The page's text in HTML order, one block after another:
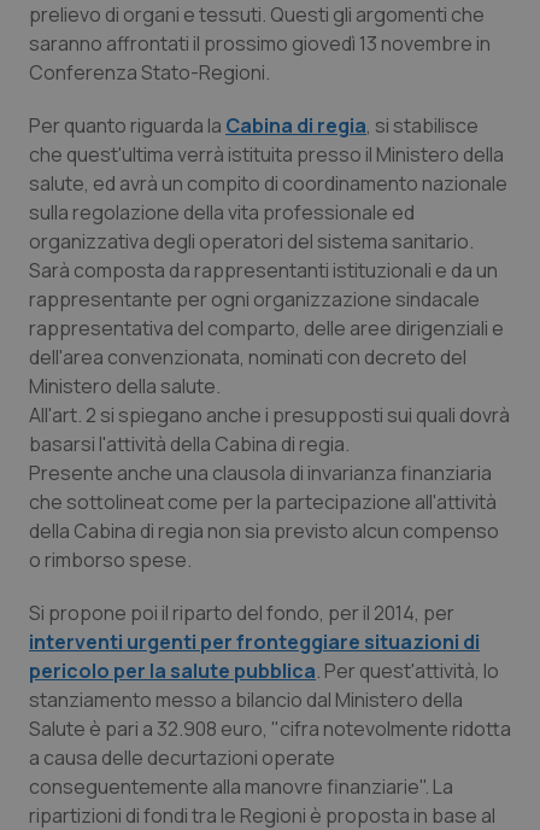
Friuli Venezia Giulia
Liguria
Lombardia
Marche
Molise
Piemonte
Provincia Autonoma di Bolzano
Provincia Autonoma di Trento
Sardegna
Sicilia
Toscana
Dermatite Atopica
Diabete & glucometri
Disturbi dell’umore
Dolore
Donna & Salute
Epatiti
HIV
Infezioni & Febbre
Ipertensione & Scompenso
Malattia di Crohn & Rettocolite Ulcerosa
Neuroscienze & patologie neurodegenerative
Obesità
prelievo di organi e tessuti. Questi gli argomenti che
saranno affrontati il prossimo giovedì 13 novembre in
Conferenza Stato-Regioni.
Per quanto riguarda la Cabina di regia, si stabilisce
che quest'ultima verrà istituita presso il Ministero della
salute, ed avrà un compito di coordinamento nazionale
sulla regolazione della vita professionale ed
organizzativa degli operatori del sistema sanitario.
Sarà composta da rappresentanti istituzionali e da un
rappresentante per ogni organizzazione sindacale
rappresentativa del comparto, delle aree dirigenziali e
dell'area convenzionata, nominati con decreto del
Ministero della salute.
All'art. 2 si spiegano anche i presupposti sui quali dovrà
basarsi l'attività della Cabina di regia.
Presente anche una clausola di invarianza finanziaria
che sottolineat come per la partecipazione all'attività
della Cabina di regia non sia previsto alcun compenso
o rimborso spese.
Si propone poi il riparto del fondo, per il 2014, per
interventi urgenti per fronteggiare situazioni di
pericolo per la salute pubblica. Per quest'attività, lo
stanziamento messo a bilancio dal Ministero della
Salute è pari a 32.908 euro, "cifra notevolmente ridotta
a causa delle decurtazioni operate
conseguentemente alla manovre finanziarie". La
ripartizioni di fondi tra le Regioni è proposta in base al